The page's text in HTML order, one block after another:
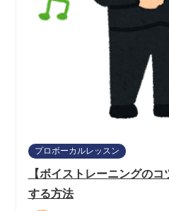
プロボーカルレッスン
【ボイストレーニングの
する方法